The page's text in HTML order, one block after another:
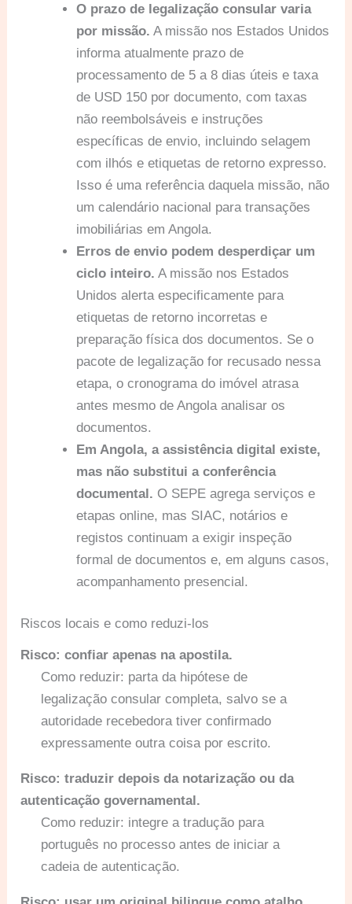
O prazo de legalização consular varia
por missão. A missão nos Estados Unidos
informa atualmente prazo de
processamento de 5 a 8 dias úteis e taxa
de USD 150 por documento, com taxas
não reembolsáveis e instruções
específicas de envio, incluindo selagem
com ilhós e etiquetas de retorno expresso.
Isso é uma referência daquela missão, não
um calendário nacional para transações
imobiliárias em Angola.
Erros de envio podem desperdiçar um
ciclo inteiro. A missão nos Estados
Unidos alerta especificamente para
etiquetas de retorno incorretas e
preparação física dos documentos. Se o
pacote de legalização for recusado nessa
etapa, o cronograma do imóvel atrasa
antes mesmo de Angola analisar os
documentos.
Em Angola, a assistência digital existe,
mas não substitui a conferência
documental. O SEPE agrega serviços e
etapas online, mas SIAC, notários e
registos continuam a exigir inspeção
formal de documentos e, em alguns casos,
acompanhamento presencial.
Riscos locais e como reduzi-los
Risco: confiar apenas na apostila.
Como reduzir: parta da hipótese de
legalização consular completa, salvo se a
autoridade recebedora tiver confirmado
expressamente outra coisa por escrito.
Risco: traduzir depois da notarização ou da
autenticação governamental.
Como reduzir: integre a tradução para
português no processo antes de iniciar a
cadeia de autenticação.